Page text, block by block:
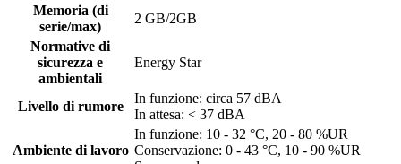
Memoria (di
serie/max)
2 GB/2GB
Normative di
sicurezza e
ambientali
Energy Star
Livello di rumore
In funzione: circa 57 dBA
In attesa: < 37 dBA
Ambiente di lavoro
In funzione: 10 - 32 °C, 20 - 80 %UR
Conservazione: 0 - 43 °C, 10 - 90 %UR